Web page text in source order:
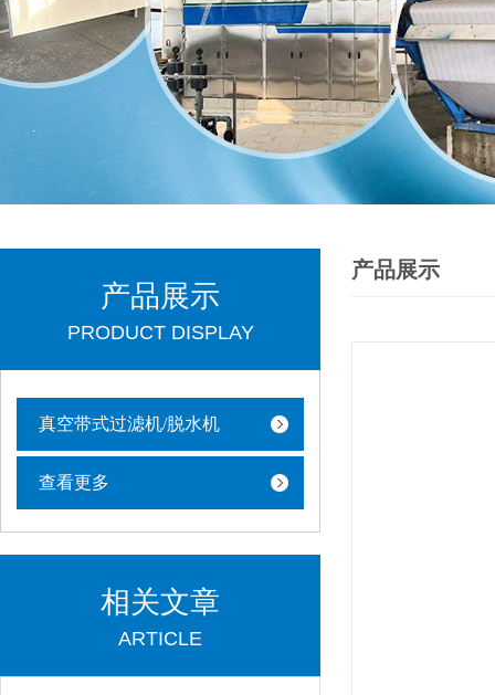
产品展示
PRODUCT DISPLAY
真空带式过滤机/脱水机
查看更多
相关文章
ARTICLE
产品展示